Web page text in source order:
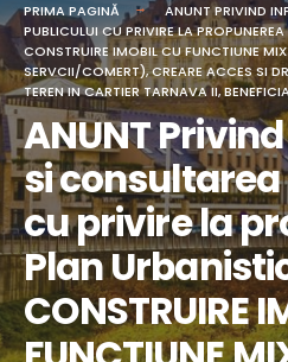
PRIMA PAGINĂ
ANUNT PRIVIND
PUBLICULUI CU PRIVIRE LA
CONSTRUIRE IMOBIL CU FUNCTIUNE
SERVCII/COMERT), CREARE ACCES SI
TEREN IN CARTIER TARNAVA II,
ANUNT
si
cu privire la
Plan
CONSTRUIRE